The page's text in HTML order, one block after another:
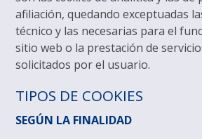
afiliación, quedando exceptuadas
técnico y las necesarias para el
sitio web o la prestación de
solicitados por el usuario.
TIPOS DE COOKIES
SEGÚN LA FINALIDAD